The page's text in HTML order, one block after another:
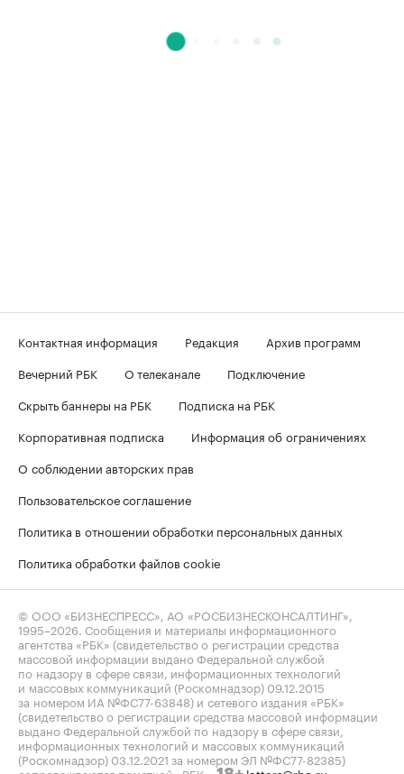
Контактная информация Редакция
Архив программ
Вечерний РБК
О телеканале
Подключение
Скрыть баннеры на РБК
Подписка на РБК
Корпоративная подписка
Информация об ограничениях
О соблюдении авторских прав
Пользовательское соглашение
Политика в отношении обработки персональных данных
Политика обработки файлов cookie
© ООО «БИЗНЕСПРЕСС», АО «РОСБИЗНЕСКОНСАЛТИНГ»,
1995–2026 . Сообщения и материалы информационного
агентства «РБК» (свидетельство о регистрации средства
массовой информации выдано Федеральной службой
по надзору в сфере связи, информационных технологий
и массовых коммуникаций (Роскомнадзор) 09.12.2015
за номером ИА №ФС77-63848) и сетевого издания «РБК»
(свидетельство о регистрации средства массовой информации
выдано Федеральной службой по надзору в сфере связи,
информационных технологий и массовых коммуникаций
(Роскомнадзор) 03.12.2021 за номером ЭЛ №ФС77-82385)